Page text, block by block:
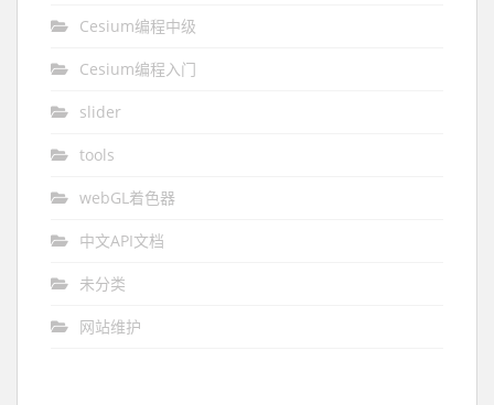
Cesium编程中级
Cesium编程入门
slider
tools
webGL着色器
中文API文档
未分类
网站维护